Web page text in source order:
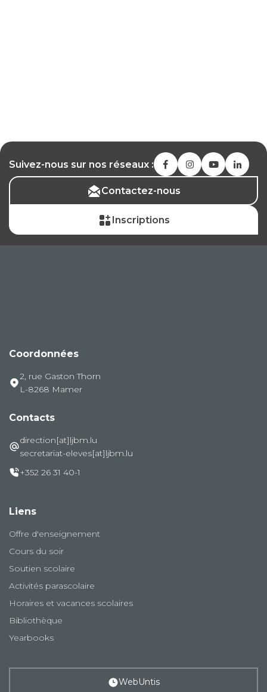
Suivez-nous sur nos réseaux :
Contactez-nous
Inscriptions
Coordonnées
2, rue Gaston Thorn
L-8268 Mamer
Contacts
direction[at]ljbm.lu
secretariat-eleves[at]ljbm.lu
+352 26 31 40-1
Liens
Offre d'enseignement
Cours du soir
Soutien scolaire
Activités parascolaire
Horaires et vacances scolaires
Bibliothèque
Yearbooks
WebUntis